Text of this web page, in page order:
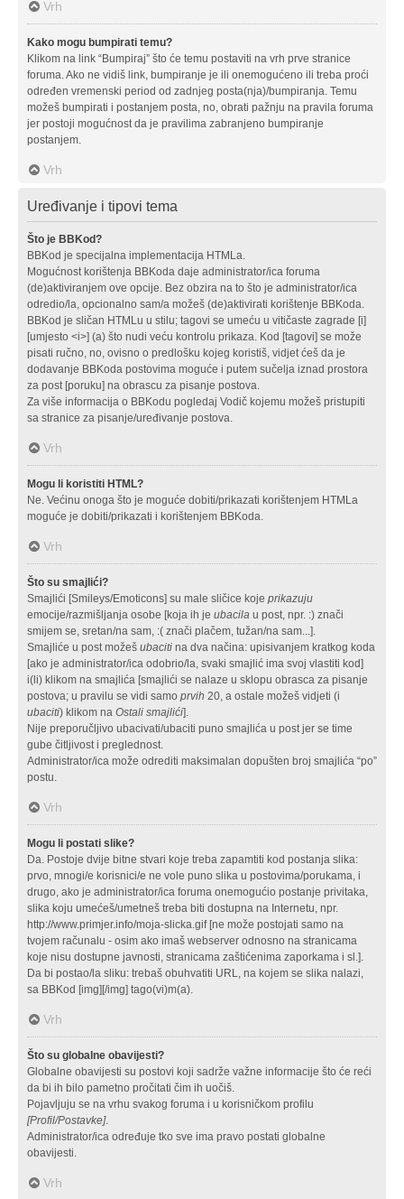
Vrh
Kako mogu bumpirati temu?
Klikom na link “Bumpiraj” što će temu postaviti na vrh prve stranice
foruma. Ako ne vidiš link, bumpiranje je ili onemogućeno ili treba proći
određen vremenski period od zadnjeg posta(nja)/bumpiranja. Temu
možeš bumpirati i postanjem posta, no, obrati pažnju na pravila foruma
jer postoji mogućnost da je pravilima zabranjeno bumpiranje
postanjem.
Vrh
Uređivanje i tipovi tema
Što je BBKod?
BBKod je specijalna implementacija HTMLa.
Mogućnost korištenja BBKoda daje administrator/ica foruma
(de)aktiviranjem ove opcije. Bez obzira na to što je administrator/ica
odredio/la, opcionalno sam/a možeš (de)aktivirati korištenje BBKoda.
BBKod je sličan HTMLu u stilu; tagovi se umeću u vitičaste zagrade [i]
[umjesto <i>] (a) što nudi veću kontrolu prikaza. Kod [tagovi] se može
pisati ručno, no, ovisno o predlošku kojeg koristiš, vidjet ćeš da je
dodavanje BBKoda postovima moguće i putem sučelja iznad prostora
za post [poruku] na obrascu za pisanje postova.
Za više informacija o BBKodu pogledaj Vodič kojemu možeš pristupiti
sa stranice za pisanje/uređivanje postova.
Vrh
Mogu li koristiti HTML?
Ne. Većinu onoga što je moguće dobiti/prikazati korištenjem HTMLa
moguće je dobiti/prikazati i korištenjem BBKoda.
Vrh
Što su smajlići?
Smajlići [Smileys/Emoticons] su male sličice koje prikazuju
emocije/razmišljanja osobe [koja ih je ubacila u post, npr. :) znači
smijem se, sretan/na sam, :( znači plačem, tužan/na sam...].
Smajliće u post možeš ubaciti na dva načina: upisivanjem kratkog koda
[ako je administrator/ica odobrio/la, svaki smajlić ima svoj vlastiti kod]
i(li) klikom na smajlića [smajlići se nalaze u sklopu obrasca za pisanje
postova; u pravilu se vidi samo prvih 20, a ostale možeš vidjeti (i
ubaciti) klikom na Ostali smajlići].
Nije preporučljivo ubacivati/ubaciti puno smajlića u post jer se time
gube čitljivost i preglednost.
Administrator/ica može odrediti maksimalan dopušten broj smajlića “po”
postu.
Vrh
Mogu li postati slike?
Da. Postoje dvije bitne stvari koje treba zapamtiti kod postanja slika:
prvo, mnogi/e korisnici/e ne vole puno slika u postovima/porukama, i
drugo, ako je administrator/ica foruma onemogućio postanje privitaka,
slika koju umećeš/umetneš treba biti dostupna na Internetu, npr.
http://www.primjer.info/moja-slicka.gif [ne može postojati samo na
tvojem računalu - osim ako imaš webserver odnosno na stranicama
koje nisu dostupne javnosti, stranicama zaštićenima zaporkama i sl.].
Da bi postao/la sliku: trebaš obuhvatiti URL, na kojem se slika nalazi,
sa BBKod [img][/img] tago(vi)m(a).
Vrh
Što su globalne obavijesti?
Globalne obavijesti su postovi koji sadrže važne informacije što će reći
da bi ih bilo pametno pročitati čim ih uočiš.
Pojavljuju se na vrhu svakog foruma i u korisničkom profilu
[Profil/Postavke].
Administrator/ica određuje tko sve ima pravo postati globalne
obavijesti.
Vrh